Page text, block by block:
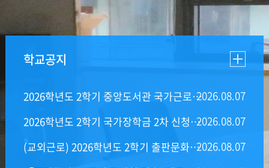
학교공지
2026학년도 2학기 중앙도서관 국가근로장학생 모집(~8.14.)2026.08.07
2026학년도 2학기 국가장학금 2차 신청일정 안내 공고2026.08.07
(교외근로) 2026학년도 2학기 출판문화원 국가근로장학생 모집 (~08.21.)2026.08.07